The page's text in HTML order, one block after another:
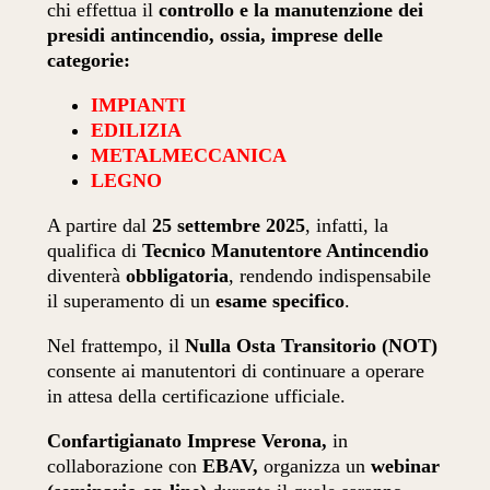
chi effettua ilcontrollo e la manutenzione dei
presidi antincendio, ossia, imprese delle
categorie:
IMPIANTI
EDILIZIA
METALMECCANICA
LEGNO
A partire dal25 settembre 2025, infatti, la
qualifica diTecnico Manutentore Antincendio
diventeràobbligatoria, rendendo indispensabile
il superamento di unesame specifico.
Nel frattempo, ilNulla Osta Transitorio (NOT)
consente ai manutentori di continuare a operare
in attesa della certificazione ufficiale.
Confartigianato Imprese Verona,in
collaborazione conEBAV,organizza unwebinar